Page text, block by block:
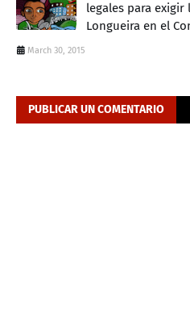
legales para exigir
Longueira en el
March 30, 2015
PUBLICAR UN COMENTARIO